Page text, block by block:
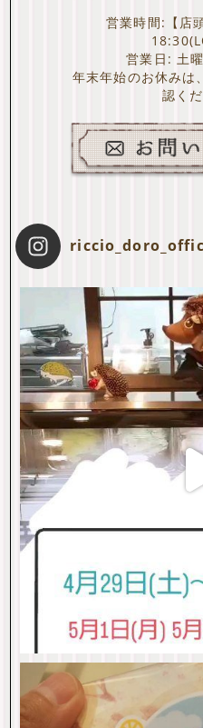
営業時間:【店
営業日: 土
年末年始のお休みは
認くだ